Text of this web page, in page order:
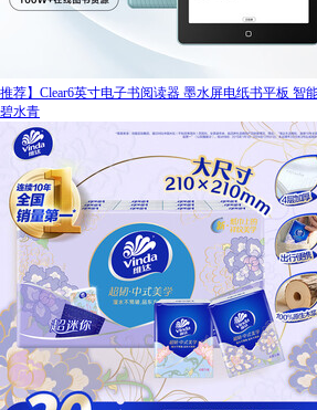
推荐】Clear6英寸电子书阅读器 墨水屏电纸书平板 智
碧水青